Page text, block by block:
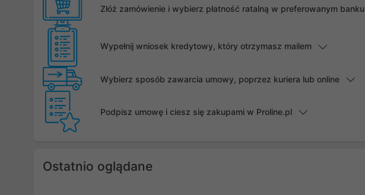
Złóż zamówienie i wybierz płatność ratalną w preferowanym banku
Wypełnij wniosek kredytowy, który otrzymasz mailem
Wybierz sposób zawarcia umowy, poprzez kuriera lub online
Podpisz umowę i ciesz się zakupami w Proline.pl
Ostatnio oglądane